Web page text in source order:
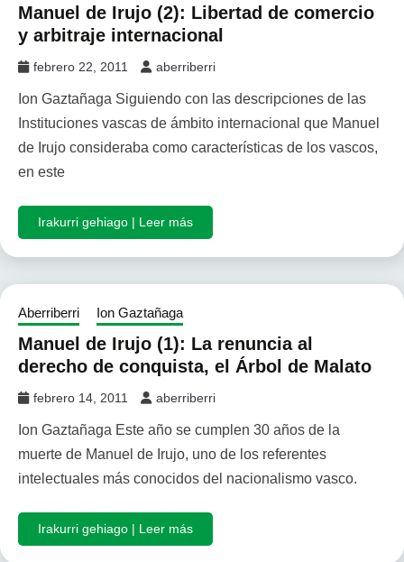
Manuel de Irujo (2): Libertad de comercio
y arbitraje internacional
febrero 22, 2011 aberriberri
Ion Gaztañaga Siguiendo con las descripciones de las
Instituciones vascas de ámbito internacional que Manuel
de Irujo consideraba como características de los vascos,
en este
Irakurri gehiago | Leer más
Aberriberri Ion Gaztañaga
Manuel de Irujo (1): La renuncia al
derecho de conquista, el Árbol de Malato
febrero 14, 2011 aberriberri
Ion Gaztañaga Este año se cumplen 30 años de la
muerte de Manuel de Irujo, uno de los referentes
intelectuales más conocidos del nacionalismo vasco.
Irakurri gehiago | Leer más